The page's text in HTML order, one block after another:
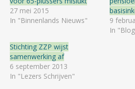
27 mei 2015
In "Binnenlands Nieuws"
9
In
Stichting ZZP wijst
samenwerking af
6 september 2013
In "Lezers Schrijven"